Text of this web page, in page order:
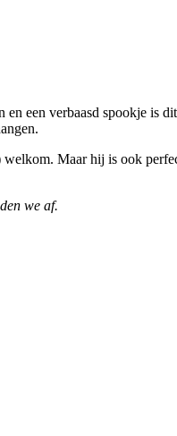
een verbaasd spookje is
Maar hij is ook
we af.